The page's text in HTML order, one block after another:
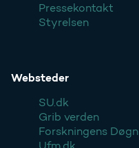
Pressekontakt
Styrelsen
Websteder
SU.dk
Grib verden
Forskningens Døgn